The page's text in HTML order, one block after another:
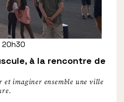
à la rencontre de
20h30
et imaginer ensemble une ville